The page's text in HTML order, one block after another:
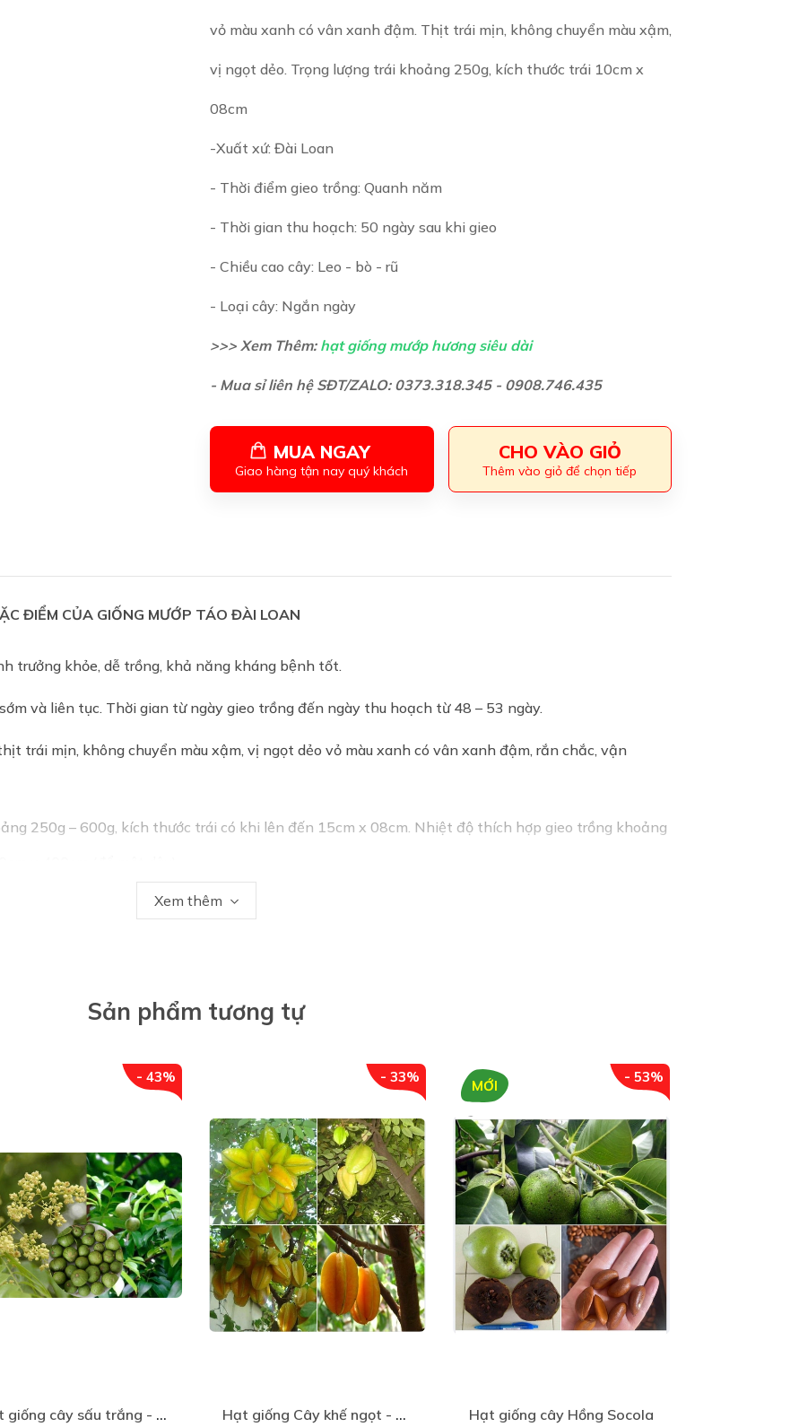
vỏ màu xanh có vân xanh đậm. Thịt trái mịn, không chuyển màu xậm,
vị ngọt dẻo. Trọng lượng trái khoảng 250g, kích thước trái 10cm x
08cm
-Xuất xứ: Đài Loan
- Thời điểm gieo trồng: Quanh năm
- Thời gian thu hoạch: 50 ngày sau khi gieo
- Chiều cao cây: Leo - bò - rũ
- Loại cây: Ngắn ngày
>>> Xem Thêm: hạt giống mướp hương siêu dài
- Mua sỉ liên hệ SĐT/ZALO: 0373.318.345 - 0908.746.435
MUA NGAY
Giao hàng tận nay quý khách
CHO VÀO GIỎ
Thêm vào giỏ để chọn tiếp
ĐIỂM CỦA GIỐNG MƯỚP TÁO ĐÀI LOAN
trưởng khỏe, dễ trồng, khả năng kháng bệnh tốt.
và liên tục. Thời gian từ ngày gieo trồng đến ngày thu hoạch từ 48 – 53 ngày.
trái mịn, không chuyển màu xậm, vị ngọt dẻo vỏ màu xanh có vân xanh đậm, rắn chắc, vận
250g – 600g, kích thước trái có khi lên đến 15cm x 08cm. Nhiệt độ thích hợp gieo trồng khoảng
Xem thêm
Sản phẩm tương tự
- 43%
Hạt giống cây sấu trắng - 5 hạt
- 33%
Hạt giống Cây khế ngọt - gói 5 hạt
- 53%
MỚI
Hạt giống cây Hồng Socola